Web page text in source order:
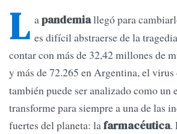
L apandemiallegó para
es difícil abstraerse de la
contar con más de 32,42 millones de
y más de 72.265 en Argentina, el virus
también puede ser analizado como un
transforme para siempre a una de las
fuertes del planeta: lafarmacéutica.